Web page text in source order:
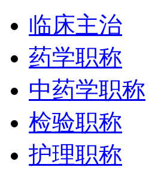
临床主治
药学职称
中药学职称
检验职称
护理职称